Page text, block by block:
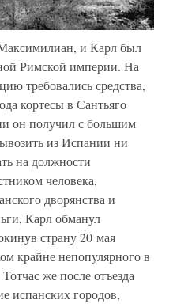
и Карл был
Римской империи. На
требовались средства,
кортесы в Сантьяго
он получил с большим
из Испании ни
на должности
человека,
дворянства и
Карл обманул
страну 20 мая
крайне непопулярного в
же после отъезда
испанских городов,